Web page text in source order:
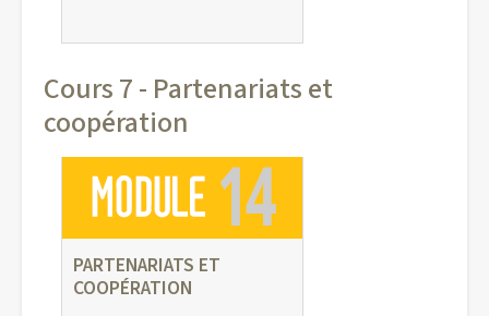
Cours 7 - Partenariats et
coopération
PARTENARIATS ET
COOPÉRATION